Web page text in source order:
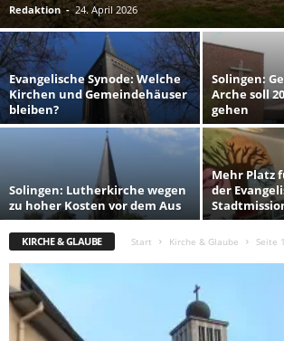
Redaktion - 24. April 2026
Evangelische Synode: Welche
Kirchen und Gemeindehäuser
bleiben?
Solingen:
Arche soll
gehen
Solingen: Lutherkirche wegen
zu hoher Kosten vor dem Aus
Mehr Platz
der
KIRCHE & GLAUBE Start Kirche & Glaube Seite